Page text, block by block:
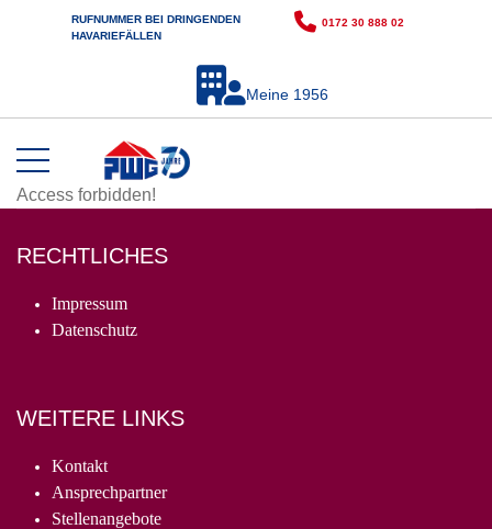
RUFNUMMER BEI DRINGENDEN
HAVARIEFÄLLEN
0172 30 888 02
Meine 1956
Access forbidden!
RECHTLICHES
Impressum
Datenschutz
WEITERE LINKS
Kontakt
Ansprechpartner
Stellenangebote